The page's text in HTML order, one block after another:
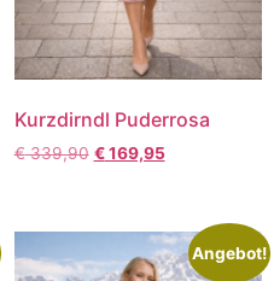
Kurzdirndl Puderrosa
€339,90 €169,95
Angebot!